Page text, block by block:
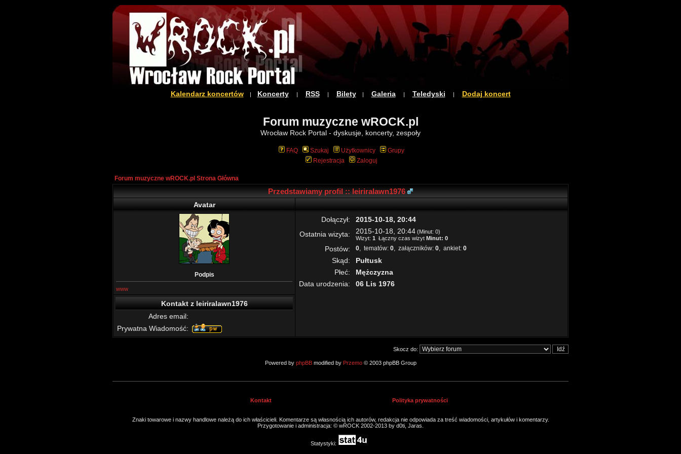
Kalendarz koncertów| Koncerty| RSS| Bilety| Galeria| Teledyski | Dodaj koncert
Forum muzyczne wROCK.pl
Wrocław Rock Portal - dyskusje, koncerty, zespoły
FAQ Szukaj Użytkownicy
Grupy
Rejestracja
Zaloguj
Forum muzyczne wROCK.pl Strona Główna
Przedstawiamy profil :: leiriralawn1976
Avatar
Podpis
www
Dołączył:
2015-10-18, 20:44
Ostatnia wizyta:
2015-10-18, 20:44 (Minut: 0)
Wizyt: 1 Łączny czas wizyt Minut: 0
Postów: 0, tematów: 0, załączników: 0, ankiet: 0
Skąd:
Pułtusk
Płeć:
Mężczyzna
Data urodzenia:
06 Lis 1976
Kontakt z leiriralawn1976
Adres email:
Prywatna Wiadomość:
Skocz do:
Powered by phpBBmodified by Przemo© 2003 phpBB Group
Kontakt Polityka prywatności
Znaki towarowe i nazwy handlowe należą do ich właścicieli. Komentarze są własnością ich autorów, redakcja nie odpowiada za treść wiadomości, artykułów i komentarzy.
Przygotowanie i administracja: © wROCK 2002-2013 by d0ti, Jaras.
Statystyki: